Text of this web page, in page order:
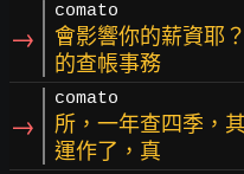
→
comato
會影響你的薪資耶
的查帳事務
→
comato
所，一年查四季，
運作了，真